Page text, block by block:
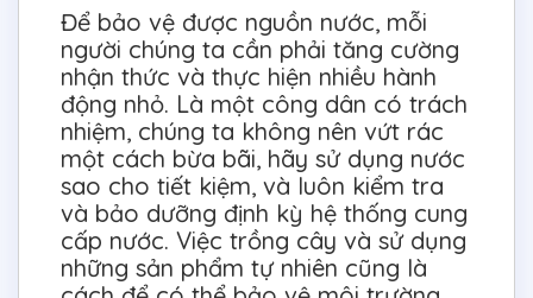
Để bảo vệ được nguồn nước, mỗi
người chúng ta cần phải tăng cường
nhận thức và thực hiện nhiều hành
động nhỏ. Là một công dân có trách
nhiệm, chúng ta không nên vứt rác
một cách bừa bãi, hãy sử dụng nước
sao cho tiết kiệm, và luôn kiểm tra
và bảo dưỡng định kỳ hệ thống cung
cấp nước. Việc trồng cây và sử dụng
những sản phẩm tự nhiên cũng là